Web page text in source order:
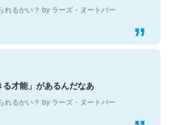
れるかい？ by ラーズ・ヌートバー
才能」があるんだなあ
れるかい？ by ラーズ・ヌートバー